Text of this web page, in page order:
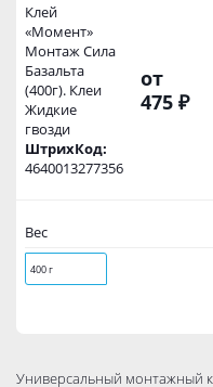
Клей
«Момент»
Монтаж Сила
Базальта
(400г). Клеи
Жидкие
гвозди
ШтрихКод:
4640013277356
от
475 ₽
Вес
400 г
Универсальный монтажный